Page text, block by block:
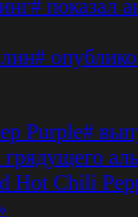
показал
Purple#
Hot Chili